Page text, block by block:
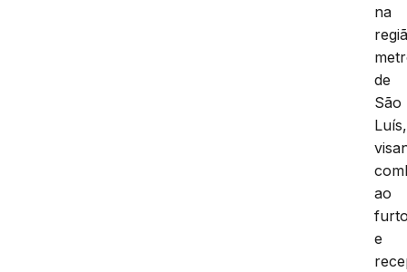
na
de
São
Luís,
ao
e